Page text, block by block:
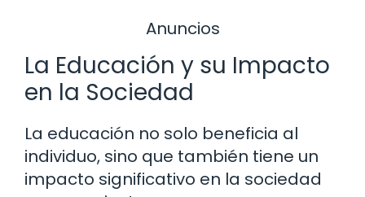
Anuncios
La Educación y su Impacto
en la Sociedad
La educación no solo beneficia al
individuo, sino que también tiene un
impacto significativo en la sociedad